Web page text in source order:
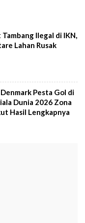
Tambang Ilegal di IKN,
Lahan Rusak
Pesta Gol di
Dunia 2026 Zona
Hasil Lengkapnya